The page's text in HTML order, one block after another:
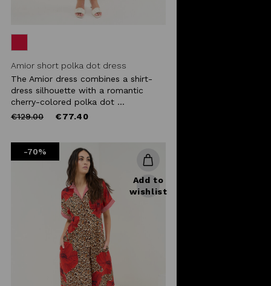
Amior short polka dot dress
The Amior dress combines a shirt-
dress silhouette with a romantic
cherry-colored polka dot ...
Price
€129.00to €77.40
-70%
Add to
wishlist